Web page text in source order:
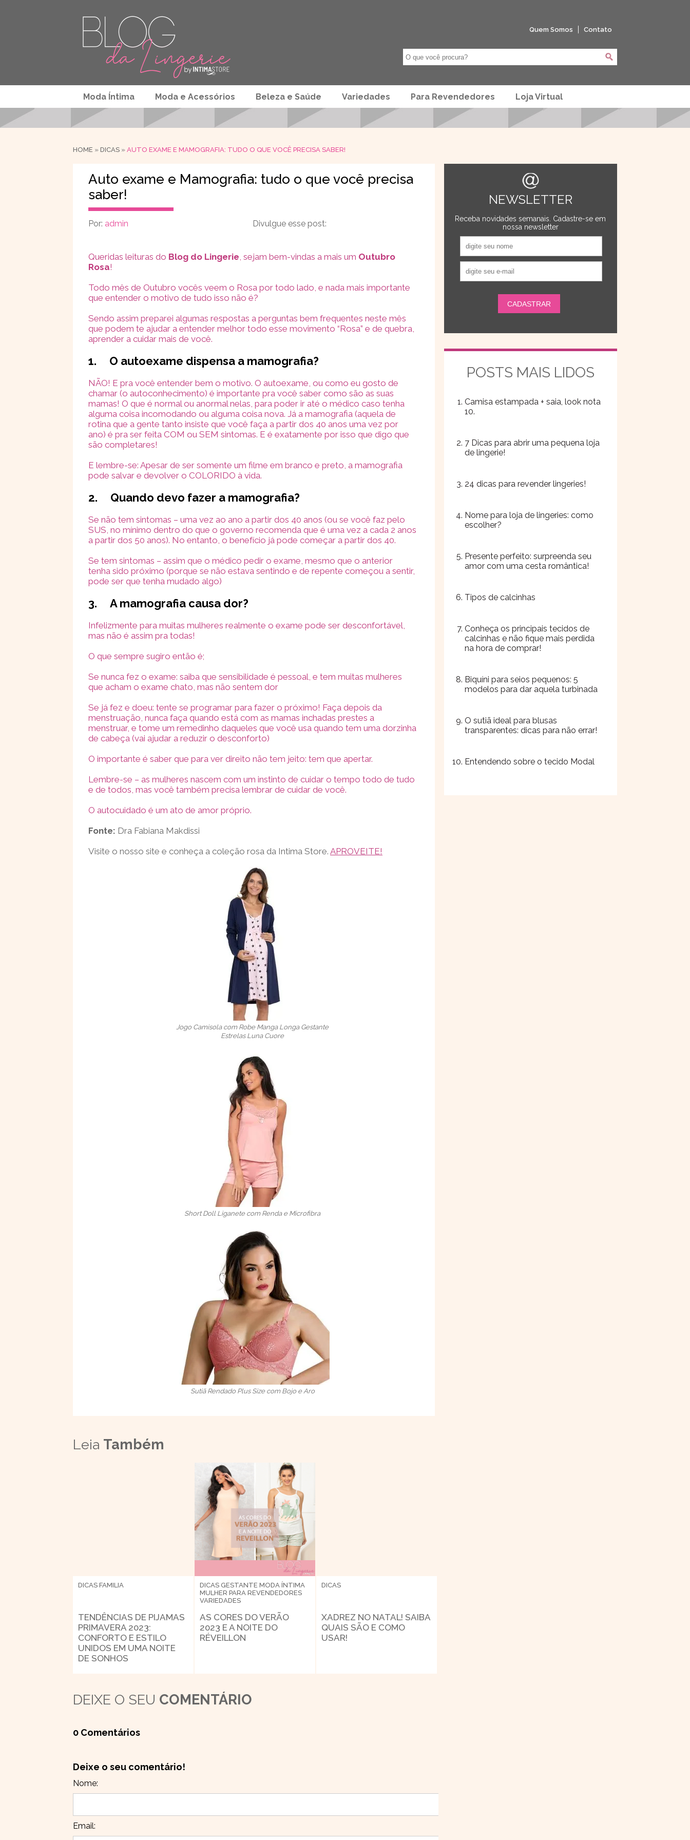
Quem Somos Contato
Moda Íntima Moda e Acessórios Beleza e Saúde Variedades Para Revendedores Loja Virtual
HOME » DICAS » AUTO EXAME E MAMOGRAFIA: TUDO O QUE VOCÊ PRECISA SABER!
Auto exame e Mamografia: tudo o que você precisa
saber!
Por: admin Divulgue esse post:
Queridas leituras do Blog do Lingerie, sejam bem-vindas a mais um Outubro
Rosa!
Todo mês de Outubro vocês veem o Rosa por todo lado, e nada mais importante
que entender o motivo de tudo isso não é?
Sendo assim preparei algumas respostas a perguntas bem frequentes neste mês
que podem te ajudar a entender melhor todo esse movimento “Rosa” e de quebra,
aprender a cuidar mais de você.
1. O autoexame dispensa a mamografia?
NÃO! E pra você entender bem o motivo. O autoexame, ou como eu gosto de
chamar (o autoconhecimento) é importante pra você saber como são as suas
mamas! O que é normal ou anormal nelas, para poder ir até o médico caso tenha
alguma coisa incomodando ou alguma coisa nova. Já a mamografia (aquela de
rotina que a gente tanto insiste que você faça a partir dos 40 anos uma vez por
ano) é pra ser feita COM ou SEM sintomas. E é exatamente por isso que digo que
são completares!
E lembre-se: Apesar de ser somente um filme em branco e preto, a mamografia
pode salvar e devolver o COLORIDO à vida.
2. Quando devo fazer a mamografia?
Se não tem sintomas – uma vez ao ano a partir dos 40 anos (ou se você faz pelo
SUS, no mínimo dentro do que o governo recomenda que é uma vez a cada 2 anos
a partir dos 50 anos). No entanto, o benefício já pode começar a partir dos 40.
Se tem sintomas – assim que o médico pedir o exame, mesmo que o anterior
tenha sido próximo (porque se não estava sentindo e de repente começou a sentir,
pode ser que tenha mudado algo)
3. A mamografia causa dor?
Infelizmente para muitas mulheres realmente o exame pode ser desconfortável,
mas não é assim pra todas!
O que sempre sugiro então é;
Se nunca fez o exame: saiba que sensibilidade é pessoal, e tem muitas mulheres
que acham o exame chato, mas não sentem dor
Se já fez e doeu: tente se programar para fazer o próximo! Faça depois da
menstruação, nunca faça quando está com as mamas inchadas prestes a
menstruar, e tome um remedinho daqueles que você usa quando tem uma dorzinha
de cabeça (vai ajudar a reduzir o desconforto)
O importante é saber que para ver direito não tem jeito: tem que apertar.
Lembre-se – as mulheres nascem com um instinto de cuidar o tempo todo de tudo
e de todos, mas você também precisa lembrar de cuidar de você.
O autocuidado é um ato de amor próprio.
Fonte: Dra Fabiana Makdissi
Visite o nosso site e conheça a coleção rosa da Intima Store. APROVEITE!
Jogo Camisola com Robe Manga Longa Gestante
Estrelas Luna Cuore
Short Doll Liganete com Renda e Microfibra
Sutiã Rendado Plus Size com Bojo e Aro
Leia Também
DICAS FAMILIA
TENDÊNCIAS DE PIJAMAS
PRIMAVERA 2023:
CONFORTO E ESTILO
UNIDOS EM UMA NOITE
DE SONHOS
DICAS GESTANTE MODA ÍNTIMA
MULHER PARA REVENDEDORES
VARIEDADES
AS CORES DO VERÃO
2023 E A NOITE DO
RÉVEILLON
DICAS
XADREZ NO NATAL! SAIBA
QUAIS SÃO E COMO
USAR!
DEIXE O SEU COMENTÁRIO
0 Comentários
Deixe o seu comentário!
Nome:
Email:
NEWSLETTER
Receba novidades semanais. Cadastre-se em
nossa newsletter
POSTS MAIS LIDOS
Camisa estampada + saia, look nota
10.
7 Dicas para abrir uma pequena loja
de lingerie!
24 dicas para revender lingeries!
Nome para loja de lingeries: como
escolher?
Presente perfeito: surpreenda seu
amor com uma cesta romântica!
Tipos de calcinhas
Conheça os principais tecidos de
calcinhas e não fique mais perdida
na hora de comprar!
Biquíni para seios pequenos: 5
modelos para dar aquela turbinada
O sutiã ideal para blusas
transparentes: dicas para não errar!
Entendendo sobre o tecido Modal